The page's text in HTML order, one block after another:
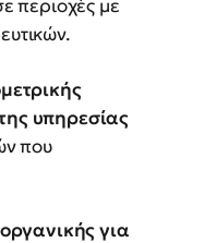
περιοχές με
υπηρεσίας
που
για